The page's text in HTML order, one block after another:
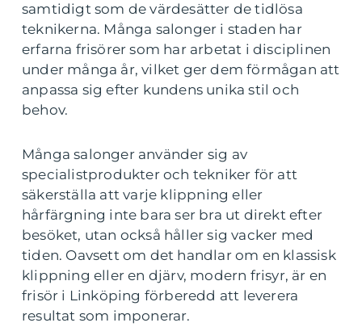
samtidigt som de värdesätter de tidlösa
teknikerna. Många salonger i staden har
erfarna frisörer som har arbetat i disciplinen
under många år, vilket ger dem förmågan att
anpassa sig efter kundens unika stil och
behov.
Många salonger använder sig av
specialistprodukter och tekniker för att
säkerställa att varje klippning eller
hårfärgning inte bara ser bra ut direkt efter
besöket, utan också håller sig vacker med
tiden. Oavsett om det handlar om en klassisk
klippning eller en djärv, modern frisyr, är en
frisör i Linköping förberedd att leverera
resultat som imponerar.